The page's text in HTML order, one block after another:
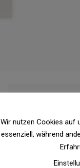
Wir nutzen Cookies auf
essenziell, während